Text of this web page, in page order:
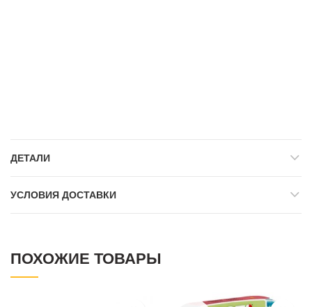
ДЕТАЛИ
УСЛОВИЯ ДОСТАВКИ
ПОХОЖИЕ ТОВАРЫ